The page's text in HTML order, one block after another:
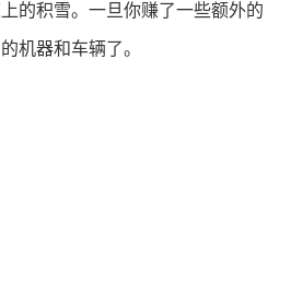
的积雪。一旦你赚了一些额外的
机器和车辆了。